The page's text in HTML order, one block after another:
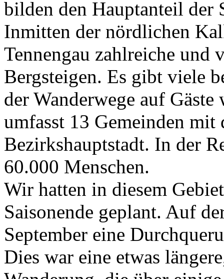
bilden den Hauptanteil der
Inmitten der nördlichen
Tennengau zahlreiche
Bergsteigen. Es gibt viele
der Wanderwege auf
umfasst 13 Gemeinden
Bezirkshauptstadt. In der
60.000 Menschen.
Wir hatten in diesem
Saisonende geplant. Auf
September eine
Dies war eine etwas